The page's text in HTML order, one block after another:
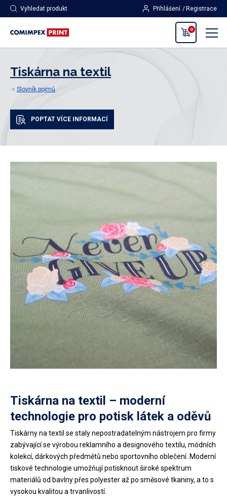
Vyhledat produkt Přihlášení Registrace
0
Tiskárna na textil
Slovník pojmů
POPTAT VÍCE INFORMACÍ
Tiskárna na textil – moderní
technologie pro potisk látek a oděvů
Tiskárny na textil se staly nepostradatelným nástrojem pro firmy
zabývající se výrobou reklamního a designového textilu, módních
kolekcí, dárkových předmětů nebo sportovního oblečení. Moderní
tiskové technologie umožňují potisknout široké spektrum
materiálů od bavlny přes polyester až po směsové tkaniny, a to s
vysokou kvalitou a trvanlivostí.